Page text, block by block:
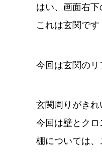
はい、画面右
これは玄関です
今回は玄関の
玄関周りがき
今回は壁とクロ
棚については